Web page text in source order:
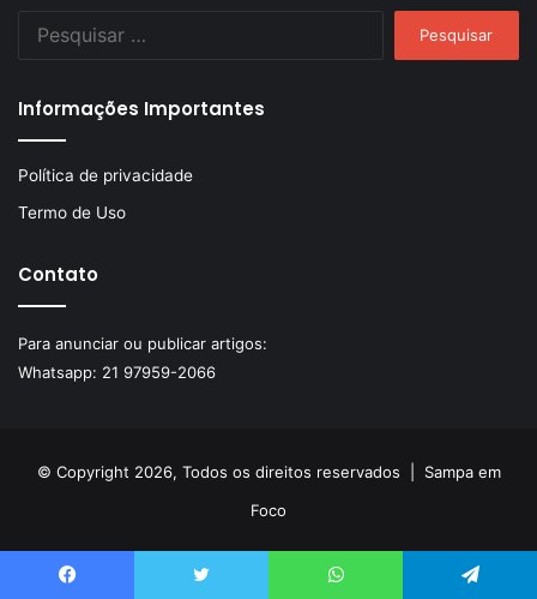
Informações Importantes
Política de privacidade
Termo de Uso
Contato
Para anunciar ou publicar artigos:
Whatsapp: 21 97959-2066
© Copyright 2026, Todos os direitos reservados | Sampa em
Foco